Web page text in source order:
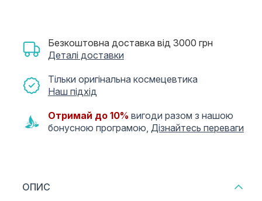
Безкоштовна доставка від 3000 грн
Деталі доставки
Тільки оригінальна космецевтика
Наш підхід
Отримай до 10% вигоди разом з нашою
бонусною програмою, Дізнайтесь переваги
ОПИС